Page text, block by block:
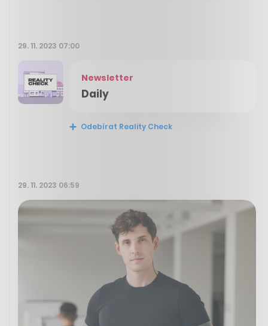
29. 11. 2023 07:00
Newsletter
Daily
Odebírat Reality Check
29. 11. 2023 06:59